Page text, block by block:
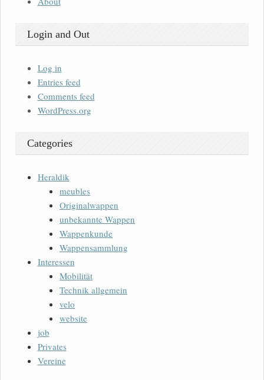
Login and Out
Log in
Entries feed
Comments feed
WordPress.org
Categories
Heraldik
meubles
Originalwappen
unbekannte Wappen
Wappenkunde
Wappensammlung
Interessen
Mobilität
Technik allgemein
velo
website
job
Privates
Vereine